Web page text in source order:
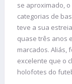
se aproximado,
categorias de
teve a sua
quase três anos
marcados. Aliás,
excelente que o
holofotes do